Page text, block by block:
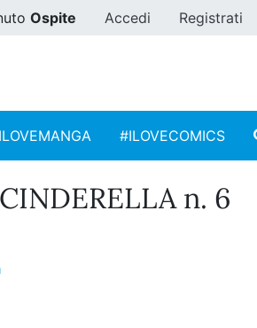
Ospite Accedi Registrati
#ILOVECOMICS
n. 6